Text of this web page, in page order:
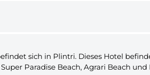
sich in Plintri. Dieses Hotel
Paradise Beach, Agrari Beach und